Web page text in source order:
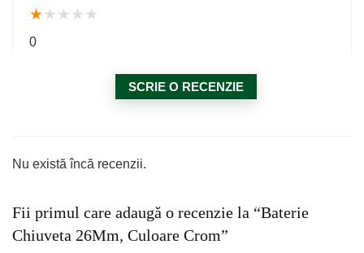
★★ ★ ★ ★
0
SCRIE O RECENZIE
Nu există încă recenzii.
Fii primul care adaugă o recenzie la “Baterie
Chiuveta 26Mm, Culoare Crom”